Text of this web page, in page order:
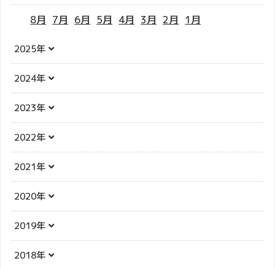
8月 7月 6月 5月 4月 3月 2月 1月
2025年
2024年
2023年
2022年
2021年
2020年
2019年
2018年